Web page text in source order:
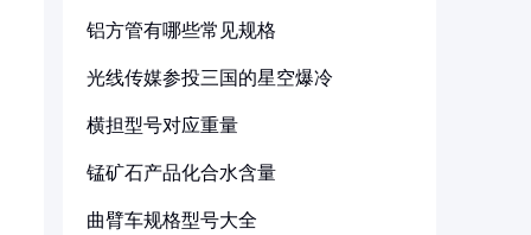
铝方管有哪些常见规格
光线传媒参投三国的星空爆冷
横担型号对应重量
锰矿石产品化合水含量
曲臂车规格型号大全